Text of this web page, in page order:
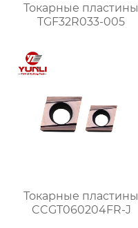
Токарные пластины
TGF32R033-005
Токарные пластины
CCGT060204FR-J